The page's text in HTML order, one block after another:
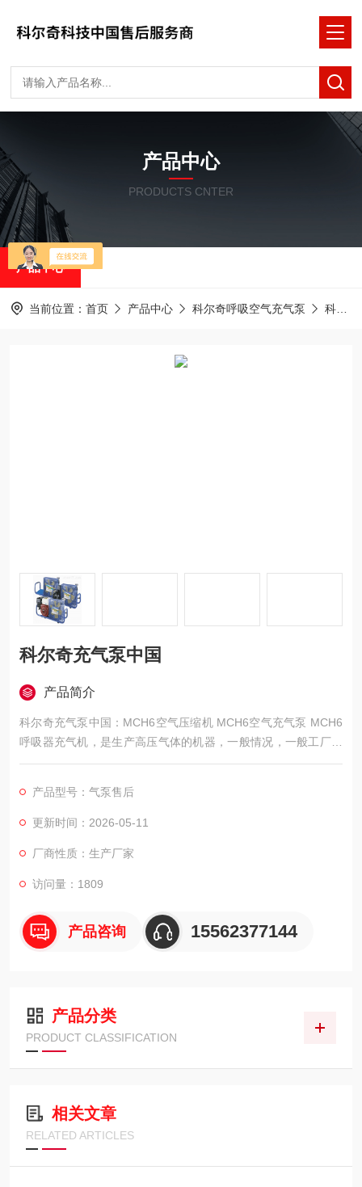
产品中心
PRODUCTS CNTER
产品中心
当前位置： 首页 产品中心 科尔奇呼吸空气充气泵 科尔奇充气泵
科尔奇充气泵中国
产品简介
科尔奇充气泵中国：MCH6空气压缩机 MCH6空气充气泵 MCH6
呼吸器充气机，是生产高压气体的机器，一般情况，一般工厂里
都需要，主要是用作于生产设备的动力，所以属于动力设备。
产品型号：气泵售后
更新时间：2026-05-11
厂商性质：生产厂家
访问量：1809
产品咨询 15562377144
产品分类
PRODUCT CLASSIFICATION
相关文章
RELATED ARTICLES